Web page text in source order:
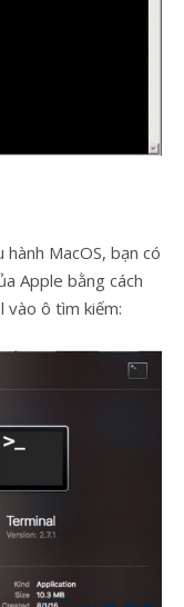
MacOS, bạn có
Apple bằng cách
vào ô tìm kiếm: